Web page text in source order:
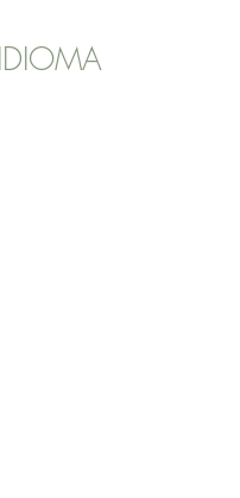
IDIOMA